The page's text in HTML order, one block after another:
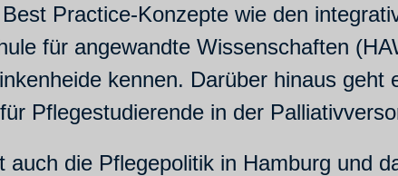
Practice-Konzepte wie den
für angewandte Wissenschaften
kennen. Darüber hinaus
Pflegestudierende in der
auch die Pflegepolitik in Hamburg und